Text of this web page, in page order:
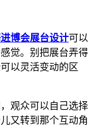
进博会展台设计可以
觉。别把展台弄得
以灵活变动的区
观众可以自己选择
又转到那个互动角